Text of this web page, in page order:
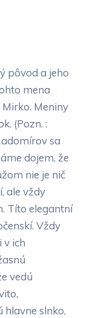
pôvod a jeho
mena
Mirko. Meniny
(Pozn. :
sa
dojem, že
nie je nič
ale vždy
Títo elegantní
Vždy
v ich
vedú
hlavne slnko,